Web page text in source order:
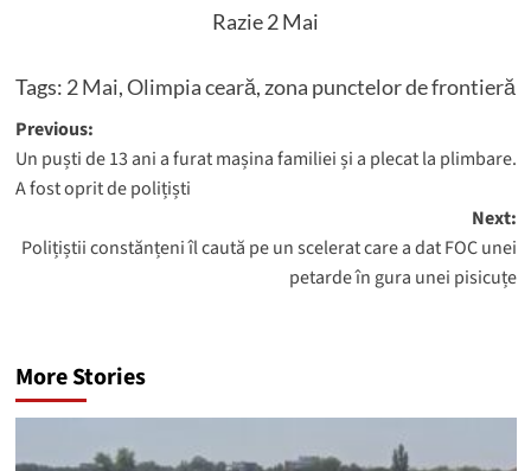
Razie 2 Mai
Tags: 2 Mai,Olimpia ceară, zona punctelor de frontieră
Post
navigation
Previous:
Un puști de 13 ani a furat mașina familiei și a plecat la plimbare.
A fost oprit de polițiști
Next:
Polițiștii constănțeni îl caută pe un scelerat care a dat FOC unei
petarde în gura unei pisicuțe
More Stories